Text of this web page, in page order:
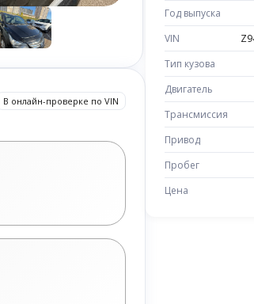
В онлайн-проверке по VIN
Год выпуска
VIN
Тип кузова
Двигатель
Трансмиссия
Привод
Пробег
Цена